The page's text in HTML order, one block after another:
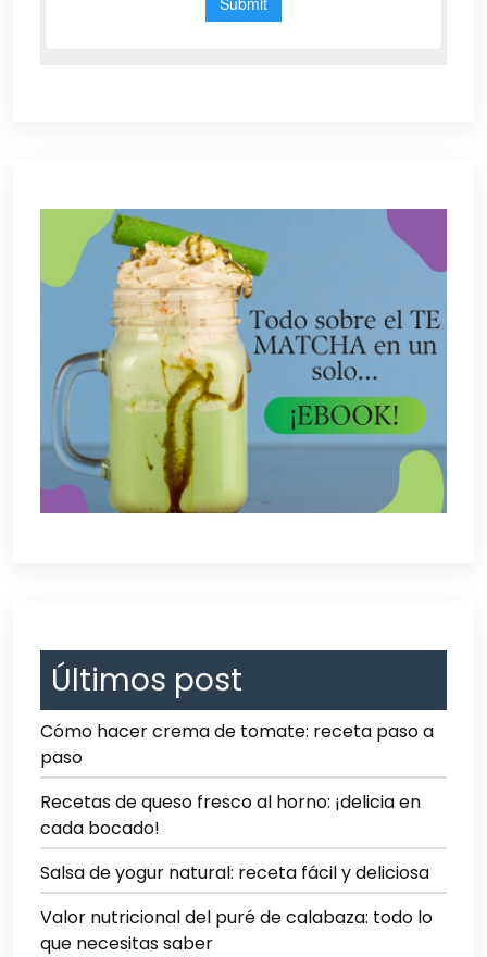
Últimos post
Cómo hacer crema de tomate: receta paso a
paso
Recetas de queso fresco al horno: ¡delicia en
cada bocado!
Salsa de yogur natural: receta fácil y deliciosa
Valor nutricional del puré de calabaza: todo lo
que necesitas saber